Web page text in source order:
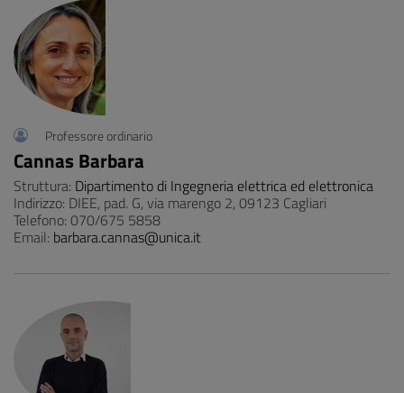
Professore ordinario
Cannas Barbara
Struttura: Dipartimento di Ingegneria elettrica ed elettronica
Indirizzo: DIEE, pad. G, via marengo 2, 09123 Cagliari
Telefono: 070/675 5858
Email: barbara.cannas@unica.it